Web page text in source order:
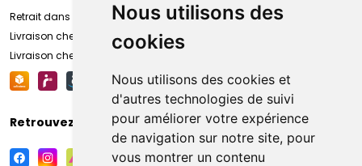
Nous utilisons des
cookies
Nous utilisons des cookies et
d'autres technologies de suivi
pour améliorer votre expérience
de navigation sur notre site, pour
vous montrer un contenu
Retrait dans la pharmacie d’Amiens
Livraison chez vous
Livraison chez votre commerçant
Retrouvez-nous sur vos réseaux sociaux